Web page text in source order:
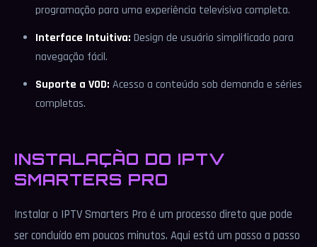
programação para uma experiência televisiva completa.
Interface Intuitiva: Design de usuário simplificado para
navegação fácil.
Suporte a VOD: Acesso a conteúdo sob demanda e séries
completas.
INSTALAÇÃO DO IPTV
SMARTERS PRO
Instalar o IPTV Smarters Pro é um processo direto que pode
ser concluído em poucos minutos. Aqui está um passo a passo